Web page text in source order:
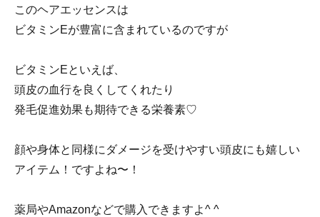
このヘアエッセンスは
ビタミンEが豊富に含まれているのですが
ビタミンEといえば、
頭皮の血行を良くしてくれたり
発毛促進効果も期待できる栄養素♡
顔や身体と同様にダメージを受けやすい頭皮にも嬉しい
アイテム！ですよね〜！
薬局やAmazonなどで購入できますよ^ ^